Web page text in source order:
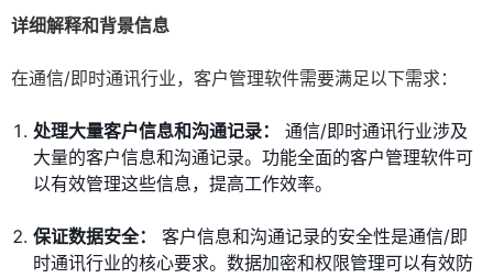
详细解释和背景信息
在通信/即时通讯行业，客户管理软件需要满足以下需求：
处理大量客户信息和沟通记录：
通信/即时通讯行业涉及
大量的客户信息和沟通记录。功能全面的客户管理软件可
以有效管理这些信息，提高工作效率。
保证数据安全：
客户信息和沟通记录的安全性是通信/即
时通讯行业的核心要求。数据加密和权限管理可以有效防